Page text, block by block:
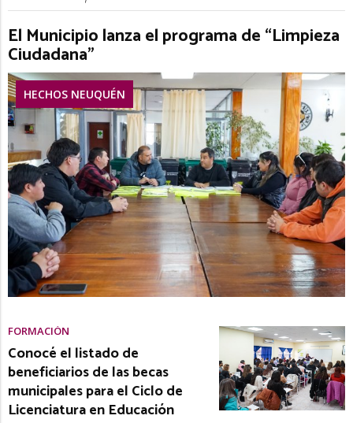
El Municipio lanza el programa de “Limpieza
Ciudadana”
HECHOS NEUQUÉN
FORMACIÓN
Conocé el listado de
beneficiarios de las becas
municipales para el Ciclo de
Licenciatura en Educación